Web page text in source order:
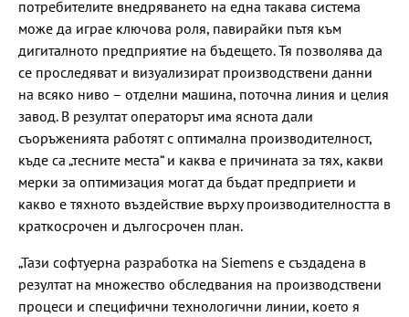
потребителите внедряването на една такава система
може да играе ключова роля, павирайки пътя към
дигиталното предприятие на бъдещето. Тя позволява да
се проследяват и визуализират производствени данни
на всяко ниво – отделни машина, поточна линия и целия
завод. В резултат операторът има яснота дали
съоръженията работят с оптимална производителност,
къде са „тесните места“ и каква е причината за тях, какви
мерки за оптимизация могат да бъдат предприети и
какво е тяхното въздействие върху производителността в
краткосрочен и дългосрочен план.
„Тази софтуерна разработка на Siemens е създадена в
резултат на множество обследвания на производствени
процеси и специфични технологични линии, което я